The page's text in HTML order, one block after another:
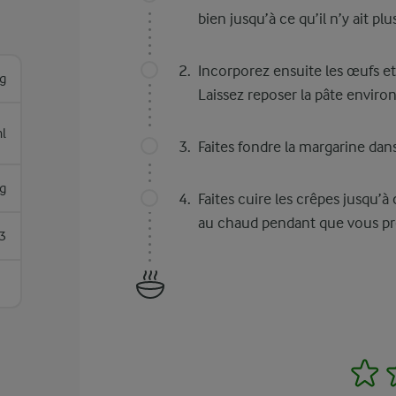
bien jusqu’à ce qu’il n’y ait
Incorporez ensuite les œufs
Laissez reposer la pâte
Faites fondre la margarine
Faites cuire les crêpes
au chaud pendant que vous
1